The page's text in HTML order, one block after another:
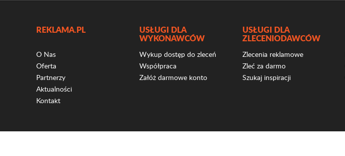
REKLAMA.PL
O Nas
Oferta
Partnerzy
Aktualności
Kontakt
USŁUGI DLA
WYKONAWCÓW
Wykup dostęp do zleceń
Współpraca
Załóż darmowe konto
USŁUGI DLA
ZLECENIODAWCÓW
Zlecenia reklamowe
Zleć za darmo
Szukaj inspiracji